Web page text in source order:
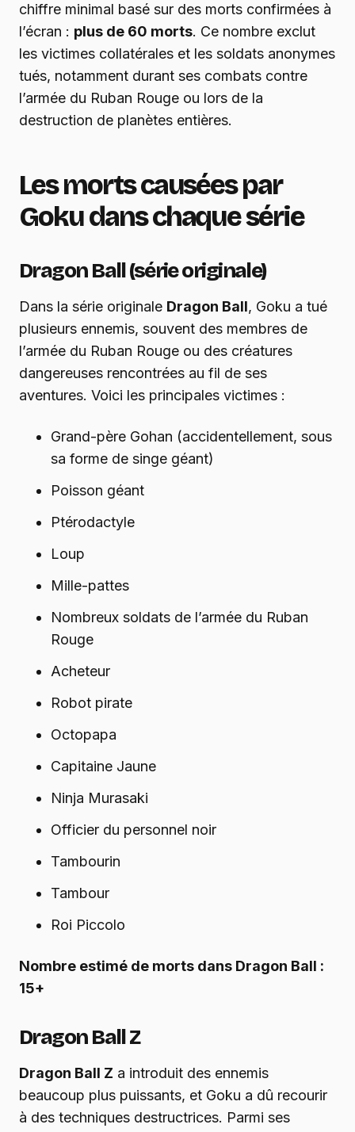
chiffre minimal basé sur des morts confirmées à
l’écran : plus de 60 morts. Ce nombre exclut
les victimes collatérales et les soldats anonymes
tués, notamment durant ses combats contre
l’armée du Ruban Rouge ou lors de la
destruction de planètes entières.
Les morts causées par
Goku dans chaque série
Dragon Ball (série originale)
Dans la série originale Dragon Ball, Goku a tué
plusieurs ennemis, souvent des membres de
l’armée du Ruban Rouge ou des créatures
dangereuses rencontrées au fil de ses
aventures. Voici les principales victimes :
Grand-père Gohan (accidentellement, sous
sa forme de singe géant)
Poisson géant
Ptérodactyle
Loup
Mille-pattes
Nombreux soldats de l’armée du Ruban
Rouge
Acheteur
Robot pirate
Octopapa
Capitaine Jaune
Ninja Murasaki
Officier du personnel noir
Tambourin
Tambour
Roi Piccolo
Nombre estimé de morts dans Dragon Ball :
15+
Dragon Ball Z
Dragon Ball Z a introduit des ennemis
beaucoup plus puissants, et Goku a dû recourir
à des techniques destructrices. Parmi ses